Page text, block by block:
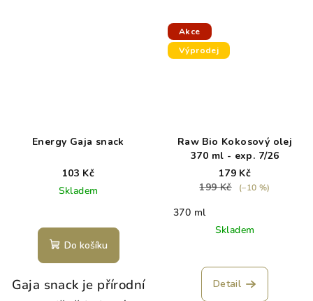
Energy Gaja snack
103 Kč
Skladem
Do košíku
Gaja snack je přírodní
Akce
Výprodej
Raw Bio Kokosový olej
370 ml - exp. 7/26
179 Kč
199 Kč
(–10 %)
370 ml
Skladem
Detail